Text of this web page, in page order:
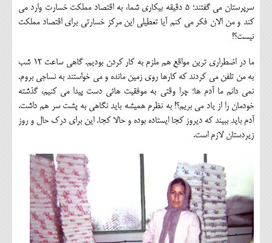
سرپرستان می گفتند؛ 5 دقیقه بیکاری شما، به اقتصاد مملکت خسارت وارد می
کند و من الان فکر می کنم آیا تعطیلی این مرکز خسارتی برای اقتصاد مملکت
نیست؟!
ما در اضطراری ترین مواقع هم ملزم به کار کردن بودیم. گاهی ساعت 12 شب
به من تلفن می کردند که کارها روی زمین مانده و می خواستند به نساجی بروم.
نمی دانم ما آدم ها؛ چرا وقتی به موفقیت هائی دست پیدا می کنیم، گذشته
خودمان را از یاد می بریم؟! به نظرم همیشه باید نگاهی به پشت سر هم داشت.
آدم باید ببیند که دیروز کجا ایستاده بوده و حالا کجا. این برای درک حال و روز
زیردستان لازم است.